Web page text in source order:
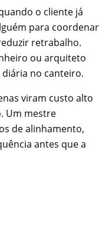
o cliente já
para coordenar
retrabalho.
ou arquiteto
no canteiro.
viram custo alto
Um mestre
de alinhamento,
antes que a